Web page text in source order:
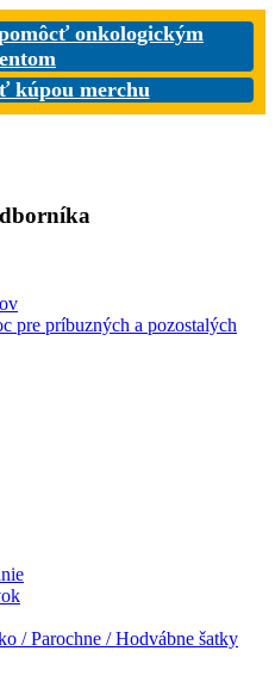
onkologickým
kúpou merchu
pre príbuzných a pozostalých
/ Parochne / Hodvábne šatky